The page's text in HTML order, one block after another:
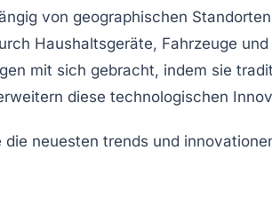
von geographischen
Haushaltsgeräte, Fahrzeuge
mit sich gebracht, indem sie
diese technologischen